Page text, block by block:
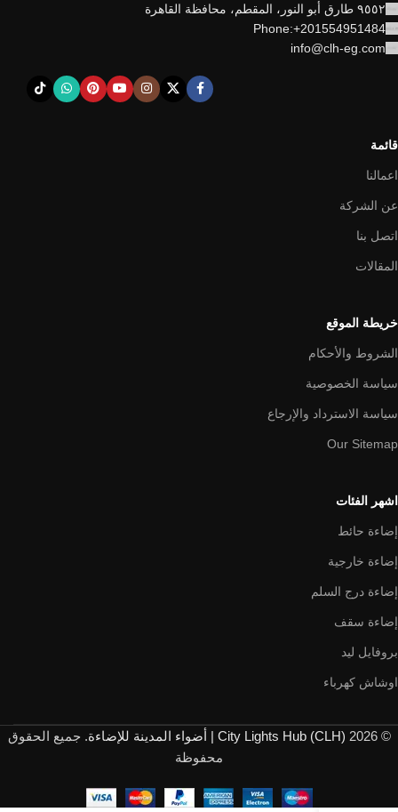
٩٥٥٢ طارق أبو النور، المقطم، محافظة القاهرة
Phone:+201554951484
info@clh-eg.com
قائمة
اعمالنا
عن الشركة
اتصل بنا
المقالات
خريطة الموقع
الشروط والأحكام
سياسة الخصوصية
سياسة الاسترداد والإرجاع
Our Sitemap
اشهر الفئات
إضاءة حائط
إضاءة خارجية
إضاءة درج السلم
إضاءة سقف
بروفايل ليد
اوشاش كهرباء
© 2026 City Lights Hub (CLH) | أضواء المدينة للإضاءة
. جميع الحقوق
محفوظة